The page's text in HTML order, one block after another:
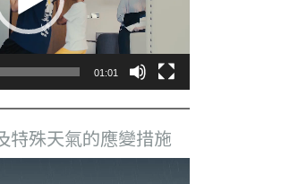
01:01
特殊天氣的應變措施